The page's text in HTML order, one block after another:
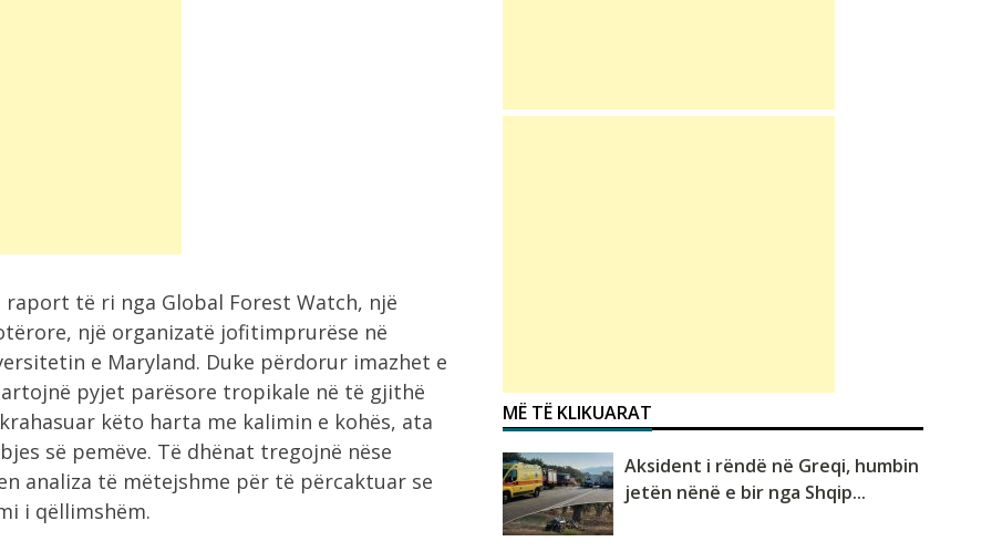
të ri nga Global Forest Watch, një
një organizatë jofitimprurëse në
e Maryland. Duke përdorur imazhet e
pyjet parësore tropikale në të gjithë
këto harta me kalimin e kohës, ata
së pemëve. Të dhënat tregojnë nëse
analiza të mëtejshme për të përcaktuar se
i qëllimshëm.
MË TË KLIKUARAT
Aksident i rëndë në Greqi, humbin
jetën nënë e bir nga Shqip...